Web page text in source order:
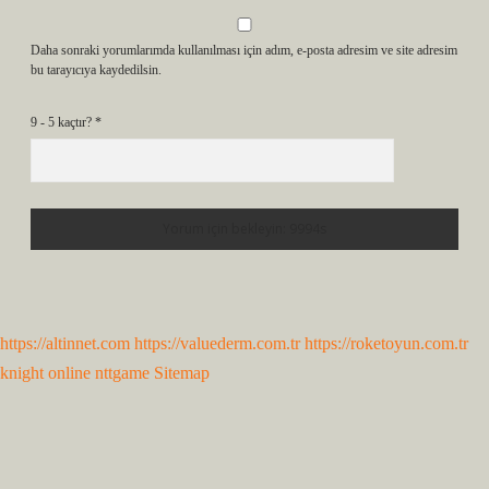
Daha sonraki yorumlarımda kullanılması için adım, e-posta adresim ve site adresim
bu tarayıcıya kaydedilsin.
9 - 5 kaçtır? *
https://altinnet.com https://valuederm.com.tr https://roketoyun.com.tr
knight online nttgame Sitemap